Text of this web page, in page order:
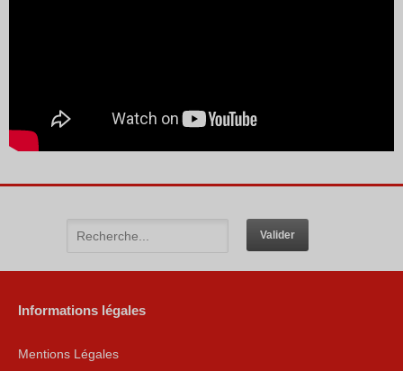
Informations légales
Mentions Légales